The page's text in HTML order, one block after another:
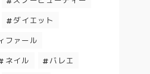
ダイエット
ファール
ネイル
バレエ